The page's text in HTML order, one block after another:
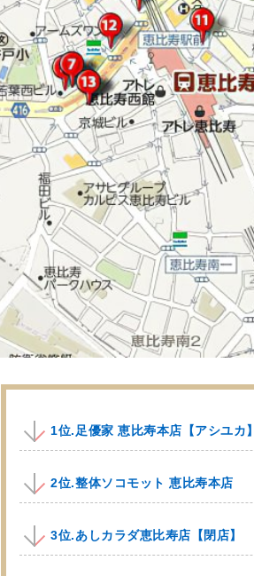
1位.足優家 恵比寿本店【アシユカ】
2位.整体ソコモット 恵比寿本店
3位.あしカラダ恵比寿店【閉店】